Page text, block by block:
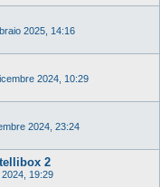
2025, 14:16
2024, 10:29
2024, 23:24
2
19:29